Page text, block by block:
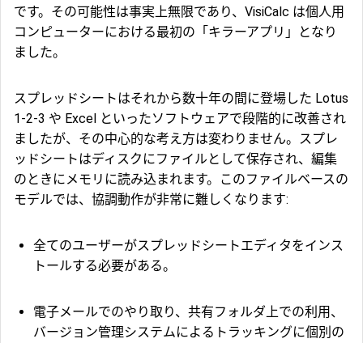
です。その可能性は事実上無限であり、VisiCalc は個人用
コンピューターにおける最初の「キラーアプリ」となり
ました。
スプレッドシートはそれから数十年の間に登場した Lotus
1-2-3 や Excel といったソフトウェアで段階的に改善され
ましたが、その中心的な考え方は変わりません。スプレ
ッドシートはディスクにファイルとして保存され、編集
のときにメモリに読み込まれます。このファイルベースの
モデルでは、協調動作が非常に難しくなります:
全てのユーザーがスプレッドシートエディタをインス
トールする必要がある。
電子メールでのやり取り、共有フォルダ上での利用、
バージョン管理システムによるトラッキングに個別の